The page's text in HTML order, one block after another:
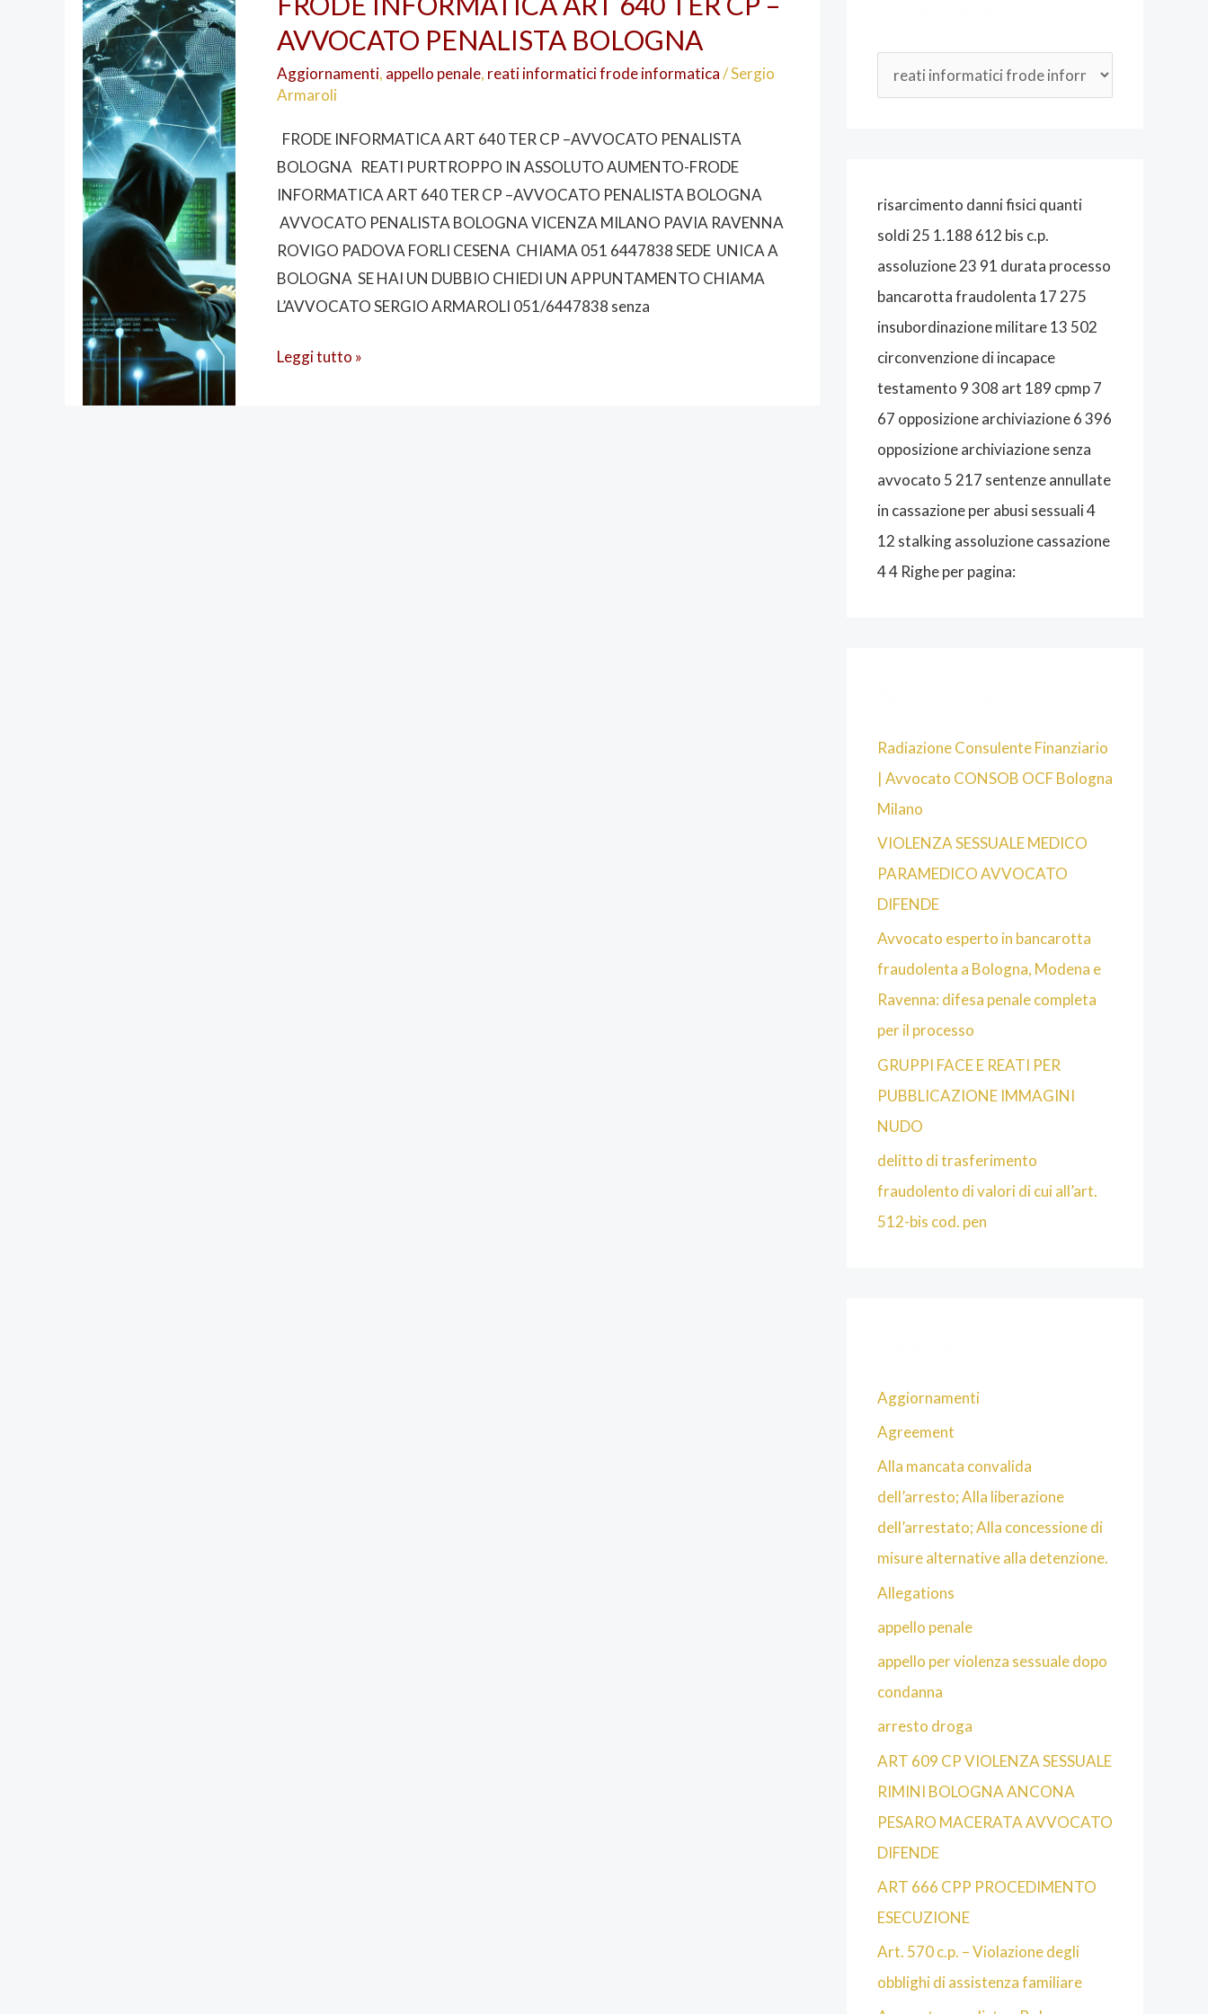
AVVOCATO PENALISTA BOLOGNA
Aggiornamenti, appello penale, reati informatici frode informatica/Sergio
Armaroli
FRODE INFORMATICA ART 640 TER CP –AVVOCATO PENALISTA
BOLOGNA REATI PURTROPPO IN ASSOLUTO AUMENTO-FRODE
INFORMATICA ART 640 TER CP –AVVOCATO PENALISTA BOLOGNA
AVVOCATO PENALISTA BOLOGNA VICENZA MILANO PAVIA RAVENNA
ROVIGO PADOVA FORLI CESENA CHIAMA 051 6447838 SEDE UNICA A
BOLOGNA SE HAI UN DUBBIO CHIEDI UN APPUNTAMENTO CHIAMA
L’AVVOCATO SERGIO ARMAROLI 051/6447838 senza
INFORMATICA
ART
TER
–
AVVOCATO
PENALISTA
BOLOGNA
Leggi tutto »
P
I
S
T
A
B
O
L
O
G
N
A
risarcimento danni fisici quanti
soldi 25 1.188 612 bis c.p.
assoluzione 23 91 durata processo
bancarotta fraudolenta 17 275
insubordinazione militare 13 502
circonvenzione di incapace
testamento 9 308 art 189 cpmp 7
67 opposizione archiviazione 6 396
opposizione archiviazione senza
avvocato 5 217 sentenze annullate
in cassazione per abusi sessuali 4
12 stalking assoluzione cassazione
4 4 Righe per pagina:
Radiazione Consulente Finanziario
| Avvocato CONSOB OCF Bologna
Milano
VIOLENZA SESSUALE MEDICO
PARAMEDICO AVVOCATO
DIFENDE
Avvocato esperto in bancarotta
fraudolenta a Bologna, Modena e
Ravenna: difesa penale completa
per il processo
GRUPPI FACE E REATI PER
PUBBLICAZIONE IMMAGINI
NUDO
delitto di trasferimento
fraudolento di valori di cui all’art.
512-bis cod. pen
Aggiornamenti
Agreement
Alla mancata convalida
dell’arresto; Alla liberazione
dell’arrestato; Alla concessione di
misure alternative alla detenzione.
Allegations
appello penale
appello per violenza sessuale dopo
condanna
arresto droga
ART 609 CP VIOLENZA SESSUALE
RIMINI BOLOGNA ANCONA
PESARO MACERATA AVVOCATO
DIFENDE
ART 666 CPP PROCEDIMENTO
ESECUZIONE
Art. 570 c.p. – Violazione degli
obblighi di assistenza familiare